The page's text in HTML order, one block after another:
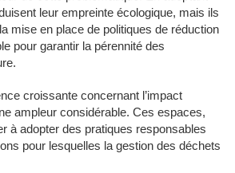
leur empreinte écologique, mais ils
mise en place de politiques de réduction
pour garantir la pérennité des
croissante concernant l’impact
ampleur considérable. Ces espaces,
à adopter des pratiques responsables
pour lesquelles la gestion des déchets